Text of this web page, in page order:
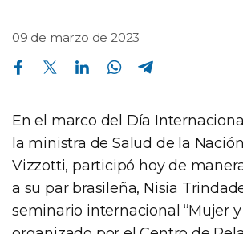
09 de marzo de 2023
Compartir en Facebook Compartir en Twitter Compartir en Linkedin Compartir en Whatsapp
En el marco del Día
la ministra de Salud de la
Vizzotti, participó hoy de
a su par brasileña, Nisia
seminario internacional “Mujer y